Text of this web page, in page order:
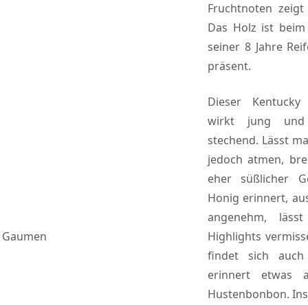
Fruchtnoten
Das Holz ist
seiner 8 Jahre
präsent.
Gaumen
Dieser
wirkt jung
stechend. Lässt
jedoch atmen,
eher süßlicher
Honig erinnert,
angenehm,
Highlights
findet sich
erinnert etwas
Hustenbonbon.